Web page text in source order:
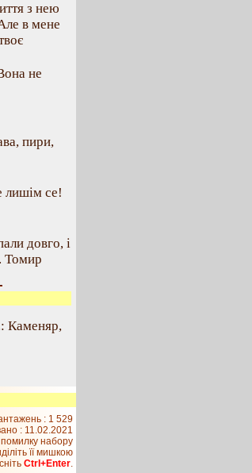
з нею
в мене
не
пири,
лишім се!
довго, і
Томир
Каменяр,
: 1 529
: 11.02.2021
набору
її мишкою
Ctrl+Enter.